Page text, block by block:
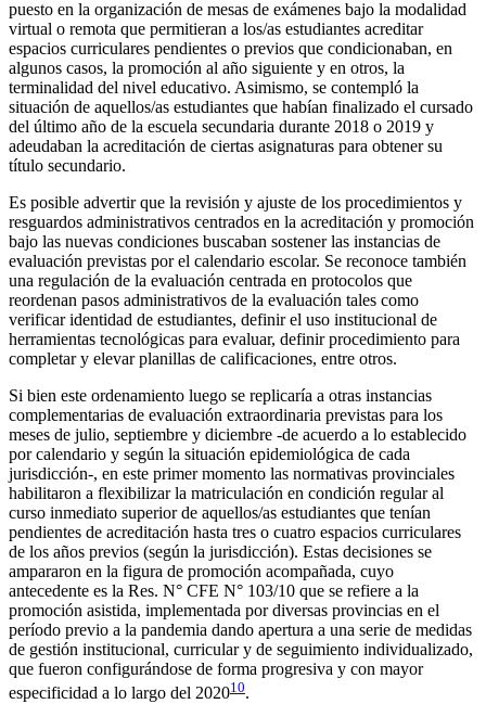
puesto en la organización de mesas de exámenes bajo la modalidad
virtual o remota que permitieran a los/as estudiantes acreditar
espacios curriculares pendientes o previos que condicionaban, en
algunos casos, la promoción al año siguiente y en otros, la
terminalidad del nivel educativo. Asimismo, se contempló la
situación de aquellos/as estudiantes que habían finalizado el cursado
del último año de la escuela secundaria durante 2018 o 2019 y
adeudaban la acreditación de ciertas asignaturas para obtener su
título secundario.
Es posible advertir que la revisión y ajuste de los procedimientos y
resguardos administrativos centrados en la acreditación y promoción
bajo las nuevas condiciones buscaban sostener las instancias de
evaluación previstas por el calendario escolar. Se reconoce también
una regulación de la evaluación centrada en protocolos que
reordenan pasos administrativos de la evaluación tales como
verificar identidad de estudiantes, definir el uso institucional de
herramientas tecnológicas para evaluar, definir procedimiento para
completar y elevar planillas de calificaciones, entre otros.
Si bien este ordenamiento luego se replicaría a otras instancias
complementarias de evaluación extraordinaria previstas para los
meses de julio, septiembre y diciembre -de acuerdo a lo establecido
por calendario y según la situación epidemiológica de cada
jurisdicción-, en este primer momento las normativas provinciales
habilitaron a flexibilizar la matriculación en condición regular al
curso inmediato superior de aquellos/as estudiantes que tenían
pendientes de acreditación hasta tres o cuatro espacios curriculares
de los años previos (según la jurisdicción). Estas decisiones se
ampararon en la figura de promoción acompañada, cuyo
antecedente es la Res. N° CFE N° 103/10 que se refiere a la
promoción asistida, implementada por diversas provincias en el
período previo a la pandemia dando apertura a una serie de medidas
de gestión institucional, curricular y de seguimiento individualizado,
que fueron configurándose de forma progresiva y con mayor
especificidad a lo largo del 202010.